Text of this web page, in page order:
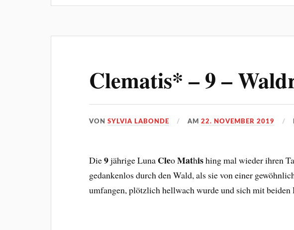
Clematis* – 9 –
VONSYLVIA LABONDE AM22. NOVEMBER 2019
Die9jährige Luna CleoMathishing mal wieder ihren
gedankenlos durch den Wald, als sie von einer
umfangen, plötzlich hellwach wurde und sich mit